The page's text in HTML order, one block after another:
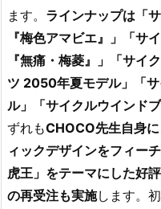
ます。 ラインナップは「
『梅色アマビエ』」「サ
『無痛・梅菱』」「サイ
ツ 2050年夏モデル」「
ル」「サイクルウインド
ずれもCHOCO先生自身
ィックデザインをフィー
虎王」をテーマにした好
の再受注も実施します。